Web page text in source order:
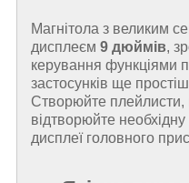
Магнітола з великим
дисплеєм 9 дюймів,
керування функціями
застосунків ще
Створюйте плейлисти,
відтворюйте
дисплеї головного